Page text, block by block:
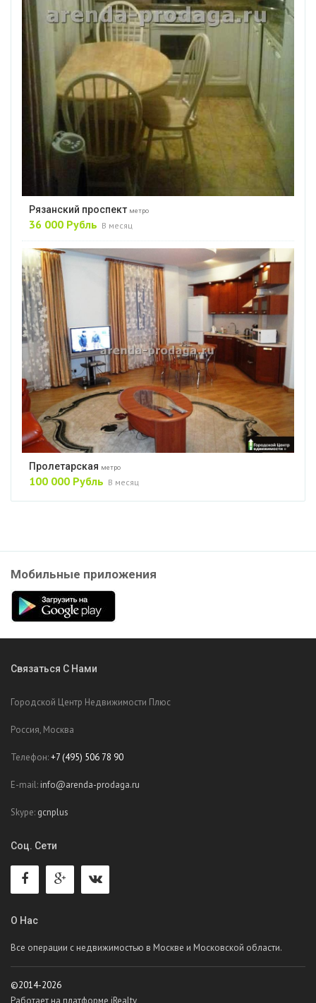
Рязанский проспект метро
36 000 Рубль В месяц
Пролетарская метро
100 000 Рубль В месяц
Мобильные приложения
Связаться С Нами
Городской Центр Недвижимости Плюс
Россия, Москва
Телефон:+7 (495) 506 78 90
E-mail: info@arenda-prodaga.ru
Skype: gcnplus
Соц. Сети
О Нас
Все операции с недвижимостью в Москве и Московской области.
©2014-2026
Работает на платформе iRealty